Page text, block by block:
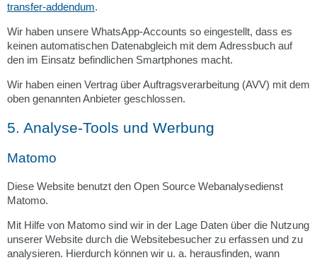
transfer-addendum.
Wir haben unsere WhatsApp-Accounts so eingestellt, dass es
keinen automatischen Datenabgleich mit dem Adressbuch auf
den im Einsatz befindlichen Smartphones macht.
Wir haben einen Vertrag über Auftragsverarbeitung (AVV) mit dem
oben genannten Anbieter geschlossen.
5. Analyse-Tools und Werbung
Matomo
Diese Website benutzt den Open Source Webanalysedienst
Matomo.
Mit Hilfe von Matomo sind wir in der Lage Daten über die Nutzung
unserer Website durch die Websitebesucher zu erfassen und zu
analysieren. Hierdurch können wir u. a. herausfinden, wann